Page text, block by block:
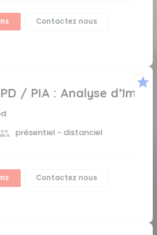
Contactez nous
/ PIA : Analyse
présentiel - distanciel
Contactez nous
star